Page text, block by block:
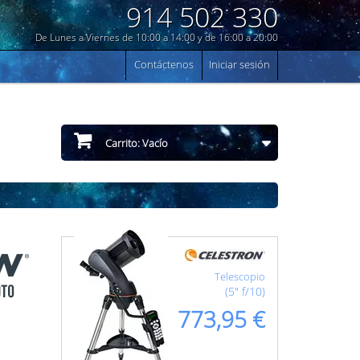
914 502 330
De Lunes a Viernes de 10:00 a 14:00 y de 16:00 a 20:00
Iniciar sesión
Contáctenos
Carrito:Vacío
Telescopio
(5" f/10)
773,95 €